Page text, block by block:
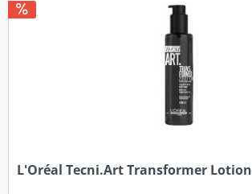
L'Oréal Tecni.Art Transformer Lotion